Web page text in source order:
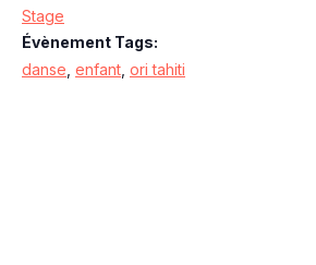
Stage
Évènement Tags:
danse enfant ori tahiti